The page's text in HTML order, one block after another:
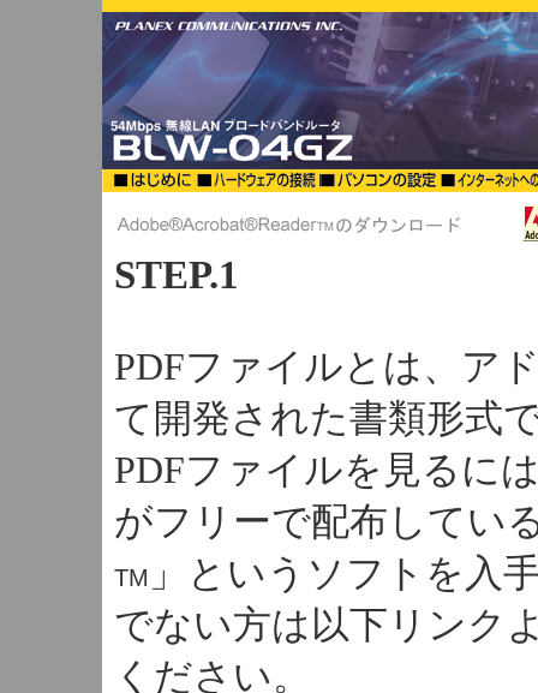
STEP.1
PDFファイルとは、ア
て開発された書類形式
PDFファイルを見るに
がフリーで配布してい
TM 」というソフトを入
でない方は以下リンク
ください。